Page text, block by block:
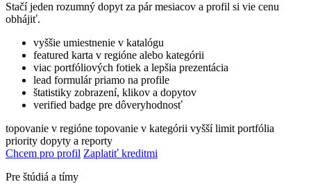
Stačí jeden rozumný dopyt za pár mesiacov a profil si vie cenu
obhájiť.
vyššie umiestnenie v katalógu
featured karta v regióne alebo kategórii
viac portfóliových fotiek a lepšia prezentácia
lead formulár priamo na profile
štatistiky zobrazení, klikov a dopytov
verified badge pre dôveryhodnosť
topovanie v regióne topovanie v kategórii vyšší limit portfólia
priority dopyty a reporty
Chcem pro profil Zaplatiť kreditmi
Pre štúdiá a tímy